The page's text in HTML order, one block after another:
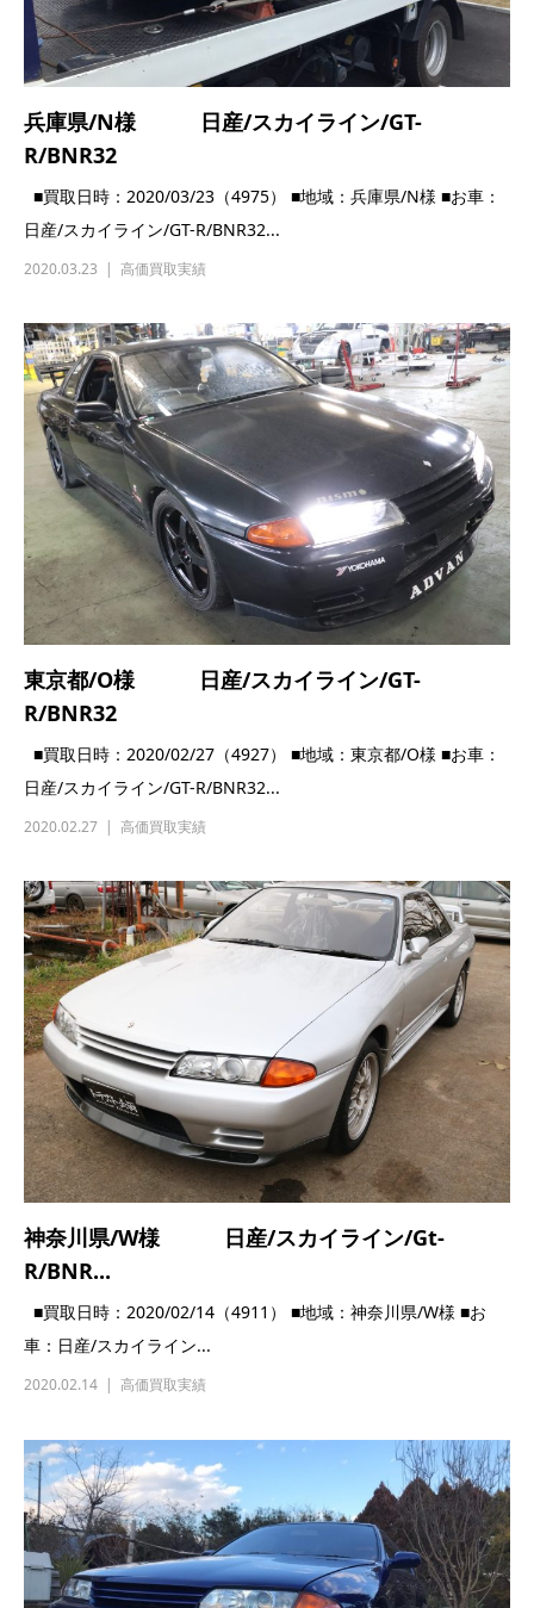
2020.03.23 高価買取実績
東京都/O様 日産/スカイライン/GT-
R/BNR32
■買取日時：2020/02/27（4927） ■地域：東京都/O様 ■お車：
日産/スカイライン/GT-R/BNR32...
2020.02.27 高価買取実績
神奈川県/W様 日産/スカイライン/Gt-
R/BNR...
■買取日時：2020/02/14（4911） ■地域：神奈川県/W様 ■お
車：日産/スカイライン...
2020.02.14 高価買取実績
茨城県/T様 日産/スカイライン/Gt-
R/BNR3...